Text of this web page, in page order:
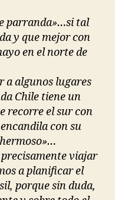
parranda»…si tal
y que mejor con
en el norte de
a algunos lugares
Chile tiene un
recorre el sur con
con su
viajar
a planificar el
porque sin duda,